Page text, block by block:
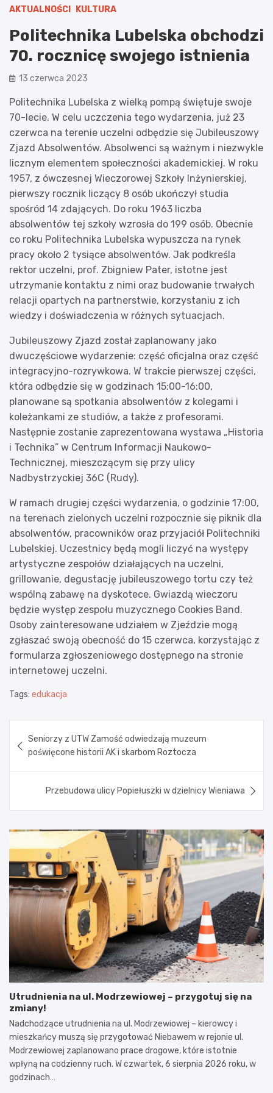
AKTUALNOŚCI KULTURA
Politechnika Lubelska obchodzi
70. rocznicę swojego istnienia
13 czerwca 2023
Politechnika Lubelska z wielką pompą świętuje swoje
70-lecie. W celu uczczenia tego wydarzenia, już 23
czerwca na terenie uczelni odbędzie się Jubileuszowy
Zjazd Absolwentów. Absolwenci są ważnym i niezwykle
licznym elementem społeczności akademickiej. W roku
1957, z ówczesnej Wieczorowej Szkoły Inżynierskiej,
pierwszy rocznik liczący 8 osób ukończył studia
spośród 14 zdających. Do roku 1963 liczba
absolwentów tej szkoły wzrosła do 199 osób. Obecnie
co roku Politechnika Lubelska wypuszcza na rynek
pracy około 2 tysiące absolwentów. Jak podkreśla
rektor uczelni, prof. Zbigniew Pater, istotne jest
utrzymanie kontaktu z nimi oraz budowanie trwałych
relacji opartych na partnerstwie, korzystaniu z ich
wiedzy i doświadczenia w różnych sytuacjach.
Jubileuszowy Zjazd został zaplanowany jako
dwuczęściowe wydarzenie: część oficjalna oraz część
integracyjno-rozrywkowa. W trakcie pierwszej części,
która odbędzie się w godzinach 15:00-16:00,
planowane są spotkania absolwentów z kolegami i
koleżankami ze studiów, a także z profesorami.
Następnie zostanie zaprezentowana wystawa „Historia
i Technika” w Centrum Informacji Naukowo-
Technicznej, mieszczącym się przy ulicy
Nadbystrzyckiej 36C (Rudy).
W ramach drugiej części wydarzenia, o godzinie 17:00,
na terenach zielonych uczelni rozpocznie się piknik dla
absolwentów, pracowników oraz przyjaciół Politechniki
Lubelskiej. Uczestnicy będą mogli liczyć na występy
artystyczne zespołów działających na uczelni,
grillowanie, degustację jubileuszowego tortu czy też
wspólną zabawę na dyskotece. Gwiazdą wieczoru
będzie występ zespołu muzycznego Cookies Band.
Osoby zainteresowane udziałem w Zjeździe mogą
zgłaszać swoją obecność do 15 czerwca, korzystając z
formularza zgłoszeniowego dostępnego na stronie
internetowej uczelni.
Tags: edukacja
wpisu
Seniorzy z UTW Zamość odwiedzają muzeum
poświęcone historii AK i skarbom Roztocza
Przebudowa ulicy Popiełuszki w dzielnicy Wieniawa
Utrudnienia na ul. Modrzewiowej – przygotuj się na
zmiany!
Nadchodzące utrudnienia na ul. Modrzewiowej – kierowcy i
mieszkańcy muszą się przygotować Niebawem w rejonie ul.
Modrzewiowej zaplanowano prace drogowe, które istotnie
wpłyną na codzienny ruch. W czwartek, 6 sierpnia 2026 roku, w
godzinach…